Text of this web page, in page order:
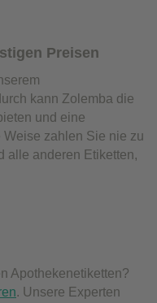
Preisen
kann Zolemba die
und eine
zahlen Sie nie zu
alle anderen Etiketten,
Apothekenetiketten?
. Unsere Experten